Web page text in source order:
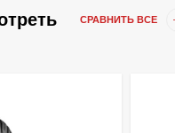
СРАВНИТЬ ВСЕ